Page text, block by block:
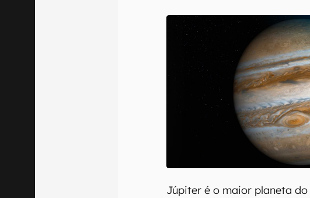
Confirmo que li, aceito e
Júpiter é o maior planeta